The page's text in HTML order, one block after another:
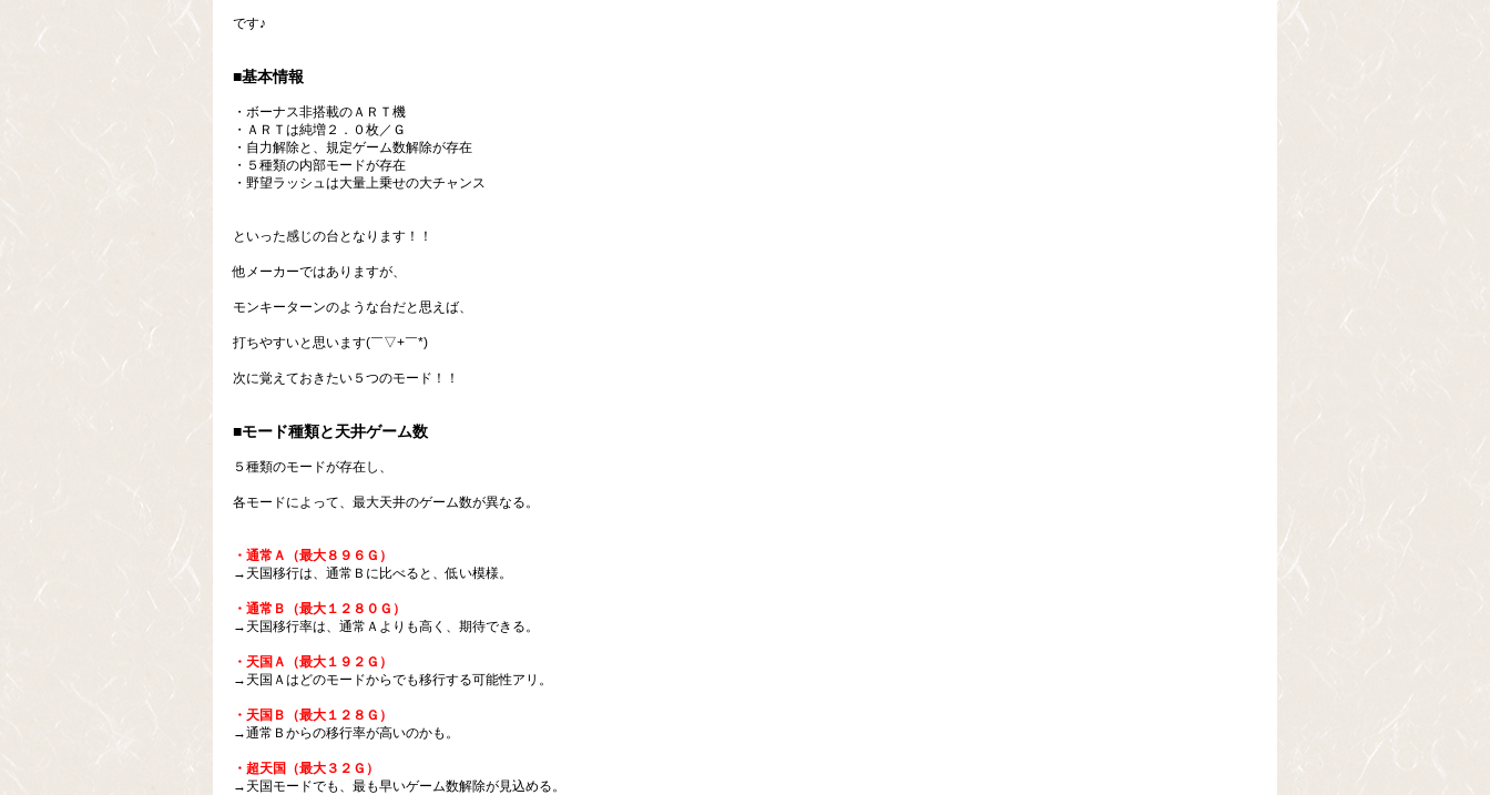
です♪
■基本情報
・ボーナス非搭載のＡＲＴ機
・ＡＲＴは純増２．０枚／Ｇ
・自力解除と、規定ゲーム数解除が存在
・５種類の内部モードが存在
・野望ラッシュは大量上乗せの大チャンス
といった感じの台となります！！
他メーカーではありますが、
モンキーターンのような台だと思えば、
打ちやすいと思います(￣▽+￣*)
次に覚えておきたい５つのモード！！
■モード種類と天井ゲーム数
５種類のモードが存在し、
各モードによって、最大天井のゲーム数が異なる。
・通常Ａ（最大８９６Ｇ）
→天国移行は、通常Ｂに比べると、低い模様。
・通常Ｂ（最大１２８０Ｇ）
→天国移行率は、通常Ａよりも高く、期待できる。
・天国Ａ（最大１９２Ｇ）
→天国Ａはどのモードからでも移行する可能性アリ。
・天国Ｂ（最大１２８Ｇ）
→通常Ｂからの移行率が高いのかも。
・超天国（最大３２Ｇ）
→天国モードでも、最も早いゲーム数解除が見込める。